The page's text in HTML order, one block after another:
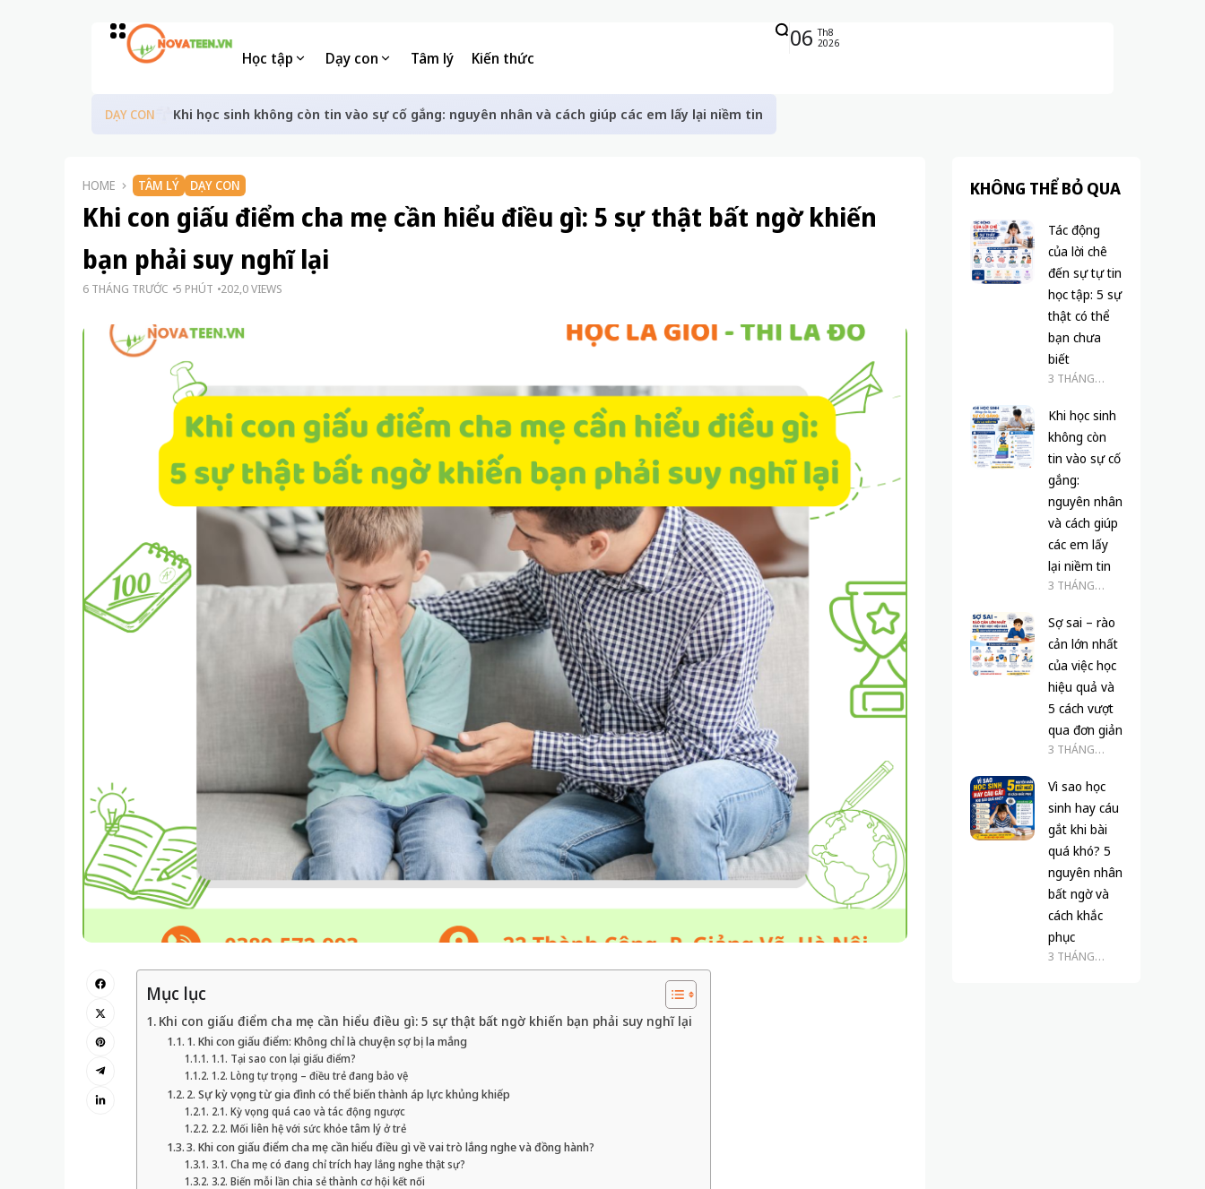
Học tập Dạy con Tâm lý Kiến thức
06 Th8
2026
DẠY CON Khi học sinh không còn tin vào sự cố gắng: nguyên nhân và cách giúp các em lấy lại niềm tin
HOME TÂM LÝ DẠY CON
Khi con giấu điểm cha mẹ cần hiểu điều gì: 5 sự thật bất ngờ khiến
bạn phải suy nghĩ lại
6 THÁNG TRƯỚC 5 PHÚT 202,0 VIEWS
Mục lục
Khi con giấu điểm cha mẹ cần hiểu điều gì: 5 sự thật bất ngờ khiến bạn phải suy nghĩ lại
1. Khi con giấu điểm: Không chỉ là chuyện sợ bị la mắng
1.1. Tại sao con lại giấu điểm?
1.2. Lòng tự trọng – điều trẻ đang bảo vệ
2. Sự kỳ vọng từ gia đình có thể biến thành áp lực khủng khiếp
2.1. Kỳ vọng quá cao và tác động ngược
2.2. Mối liên hệ với sức khỏe tâm lý ở trẻ
3. Khi con giấu điểm cha mẹ cần hiểu điều gì về vai trò lắng nghe và đồng hành?
3.1. Cha mẹ có đang chỉ trích hay lắng nghe thật sự?
3.2. Biến mỗi lần chia sẻ thành cơ hội kết nối
KHÔNG THỂ BỎ QUA
Tác động
của lời chê
đến sự tự tin
học tập: 5 sự
thật có thể
bạn chưa
biết
3 THÁNG
Khi học sinh
không còn
tin vào sự cố
gắng:
nguyên nhân
và cách giúp
các em lấy
lại niềm tin
3 THÁNG
Sợ sai – rào
cản lớn nhất
của việc học
hiệu quả và
5 cách vượt
qua đơn giản
3 THÁNG
Vì sao học
sinh hay cáu
gắt khi bài
quá khó? 5
nguyên nhân
bất ngờ và
cách khắc
phục
3 THÁNG